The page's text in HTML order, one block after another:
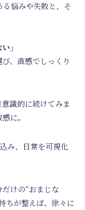
悩みや失敗と、そ
」
、直感でしっくり
識的に続けてみま
に。
み、日常を可視化
けの“おまじな
ちが整えば、徐々に